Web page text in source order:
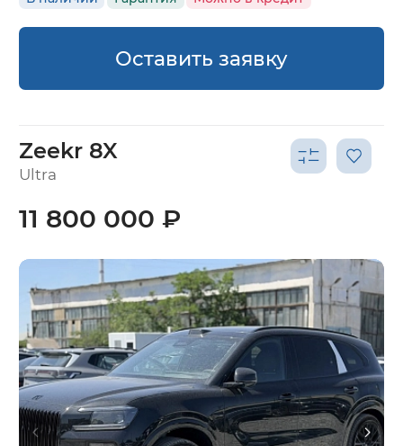
Оставить заявку
Zeekr 8X
Ultra
11 800 000 ₽